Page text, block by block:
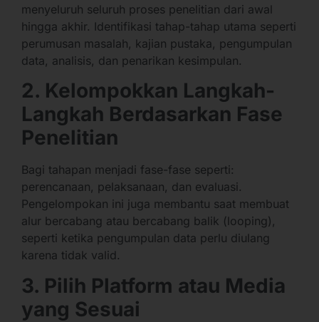
menyeluruh seluruh proses penelitian dari awal
hingga akhir. Identifikasi tahap-tahap utama seperti
perumusan masalah, kajian pustaka, pengumpulan
data, analisis, dan penarikan kesimpulan.
2. Kelompokkan Langkah-
Langkah Berdasarkan Fase
Penelitian
Bagi tahapan menjadi fase-fase seperti:
perencanaan, pelaksanaan, dan evaluasi.
Pengelompokan ini juga membantu saat membuat
alur bercabang atau bercabang balik (looping),
seperti ketika pengumpulan data perlu diulang
karena tidak valid.
3. Pilih Platform atau Media
yang Sesuai